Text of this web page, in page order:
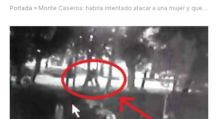
Portada » Monte Caseros: habría intentado atacar a una mujer y quedó grabado